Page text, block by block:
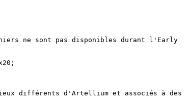
ne sont pas disponibles durant l'Early
différents d'Artellium et associés à des